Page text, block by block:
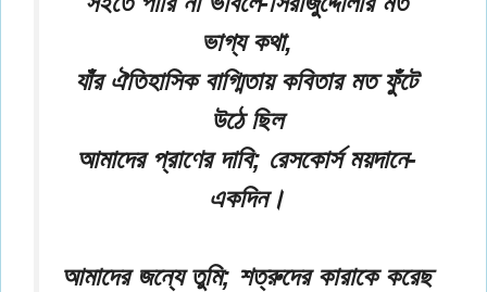
ভাগ্য কথা,
যাঁর ঐতিহাসিক বাগ্মিতায় কবিতার মত ফুঁটে
উঠে ছিল
আমাদের প্রাণের দাবি; রেসকোর্স ময়দানে-
একদিন।
আমাদের জন্যে তুমি; শত্রুদের কারাকে করেছ